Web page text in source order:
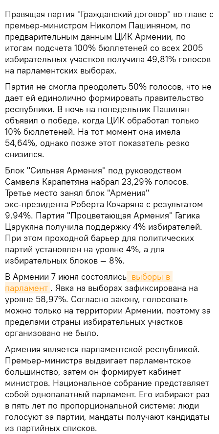
Правящая партия "Гражданский договор" во главе с
премьер‑министром Николом Пашиняном, по
предварительным данным ЦИК Армении, по
итогам подсчета 100% бюллетеней со всех 2005
избирательных участков получила 49,81% голосов
на парламентских выборах.
Партия не смогла преодолеть 50% голосов, что не
дает ей единолично формировать правительство
республики. В ночь на понедельник Пашинян
объявил о победе, когда ЦИК обработал только
10% бюллетеней. На тот момент она имела
54,64%, однако позже этот показатель резко
снизился.
Блок "Сильная Армения" под руководством
Самвела Карапетяна набрал 23,29% голосов.
Третье место занял блок "Армения"
экс‑президента Роберта Кочаряна с результатом
9,94%. Партия "Процветающая Армения" Гагика
Царукяна получила поддержку 4% избирателей.
При этом проходной барьер для политических
партий установлен на уровне 4%, а для
избирательных блоков — 8%.
В Армении 7 июня состоялись выборы в
парламент . Явка на выборах зафиксирована на
уровне 58,97%. Согласно закону, голосовать
можно только на территории Армении, поэтому за
пределами страны избирательных участков
организовано не было.
Армения является парламентской республикой.
Премьер‑министра выдвигает парламентское
большинство, затем он формирует кабинет
министров. Национальное собрание представляет
собой однопалатный парламент. Его избирают раз
в пять лет по пропорциональной системе: люди
голосуют за партии, мандаты получают кандидаты
из партийных списков.